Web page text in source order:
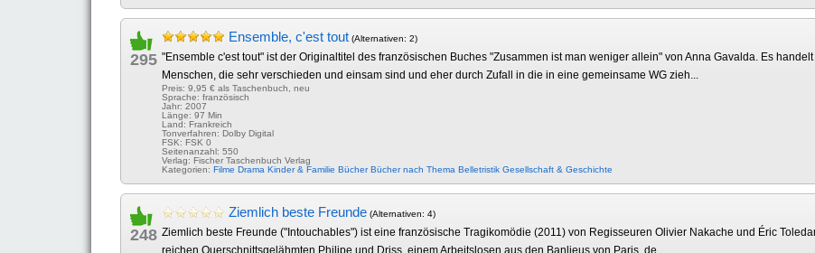
295
Ensemble, c'est tout (Alternativen: 2)
"Ensemble c'est tout" ist der Originaltitel des französischen Buches "Zusammen ist man weniger allein" von Anna Gavalda. Es
Menschen, die sehr verschieden und einsam sind und eher durch Zufall in die in eine gemeinsame WG zieh...
Preis: 9,95 € als Taschenbuch, neu
Sprache: französisch
Jahr: 2007
Länge: 97 Min
Land: Frankreich
Tonverfahren: Dolby Digital
FSK: FSK 0
Seitenanzahl: 550
Verlag: Fischer Taschenbuch Verlag
Kategorien: Filme Drama Kinder & Familie Bücher Bücher nach Thema Belletristik Gesellschaft & Geschichte
248
Ziemlich beste Freunde (Alternativen: 4)
Ziemlich beste Freunde ("Intouchables") ist eine französische Tragikomödie (2011) von Regisseuren Olivier Nakache und Éric
reichen Querschnittsgelähmten Philipe und Driss, einem Arbeitslosen aus den Banlieus von Paris, de...